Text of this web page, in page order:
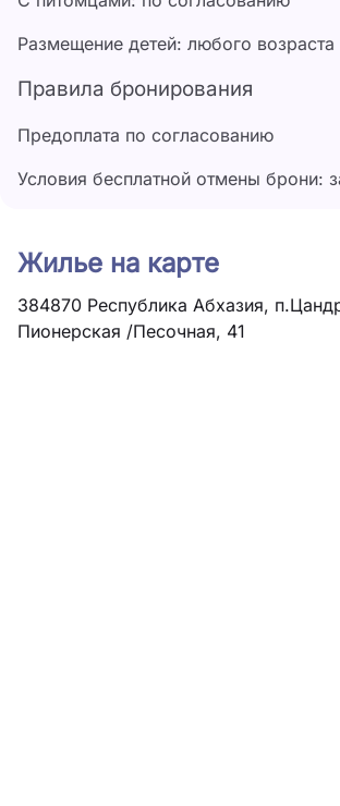
Размещение детей: любого возраста
Правила бронирования
Предоплата по согласованию
Условия бесплатной отмены брони:
Жилье на карте
384870 Республика Абхазия,
Пионерская /Песочная, 41